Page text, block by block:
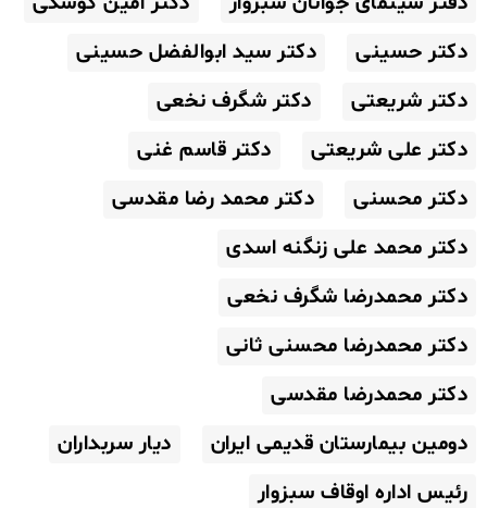
دکتر حسینی
دکتر سید ابوالفضل حسینی
دکتر شریعتی
دکتر شگرف نخعی
دکتر علی شریعتی
دکتر قاسم غنی
دکتر محسنی
دکتر محمد رضا مقدسی
دکتر محمد علی زنگنه اسدی
دکتر محمدرضا شگرف نخعی
دکتر محمدرضا محسنی ثانی
دکتر محمدرضا مقدسی
دومین بیمارستان قدیمی ایران
دیار سربداران
رئیس اداره اوقاف سبزوار